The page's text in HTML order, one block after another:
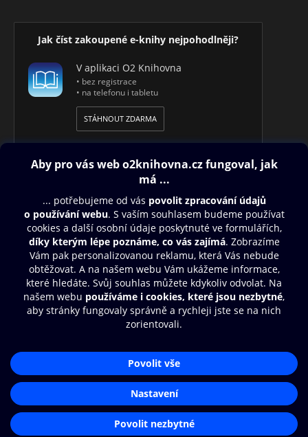
Jak číst zakoupené e-knihy nejpohodlněji?
V aplikaci O2 Knihovna
• bez registrace
• na telefonu i tabletu
STÁHNOUT ZDARMA
Obsah ke stažení
Moje O2 Knihovna
Další zábava
© O2 Czech Republic a.s.
Přístupnost
Zásady zpracování osobních údajů
Nastavení cookies
Aplikace O2 Knihovna
Čti a poslouchej své e-knihy a
audioknihy rychleji a pohodlněji.